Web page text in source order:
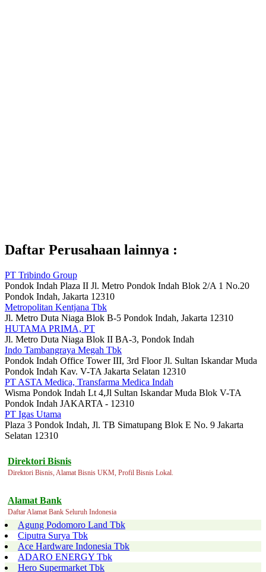
Daftar Perusahaan lainnya :
PT Tribindo Group
Pondok Indah Plaza II Jl. Metro Pondok Indah Blok 2/A 1 No.20
Pondok Indah, Jakarta 12310
Metropolitan Kentjana Tbk
Jl. Metro Duta Niaga Blok B-5 Pondok Indah, Jakarta 12310
HUTAMA PRIMA, PT
Jl. Metro Duta Niaga Blok II BA-3, Pondok Indah
Indo Tambangraya Megah Tbk
Pondok Indah Office Tower III, 3rd Floor Jl. Sultan Iskandar Muda
Pondok Indah Kav. V-TA Jakarta Selatan 12310
PT ASTA Medica, Transfarma Medica Indah
Wisma Pondok Indah Lt 4,Jl Sultan Iskandar Muda Blok V-TA
Pondok Indah JAKARTA - 12310
PT Igas Utama
Plaza 3 Pondok Indah, Jl. TB Simatupang Blok E No. 9 Jakarta
Selatan 12310
Direktori Bisnis
Direktori Bisnis, Alamat Bisnis UKM, Profil Bisnis Lokal.
Alamat Bank
Daftar Alamat Bank Seluruh Indonesia
Agung Podomoro Land Tbk
Ciputra Surya Tbk
Ace Hardware Indonesia Tbk
ADARO ENERGY Tbk
Hero Supermarket Tbk